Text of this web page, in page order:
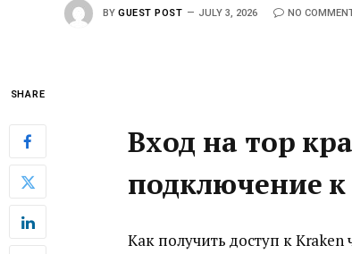
BY GUEST POST JULY 3, 2026 NO
SHARE
Вход на тор
подключение
Как получить доступ к Kraken